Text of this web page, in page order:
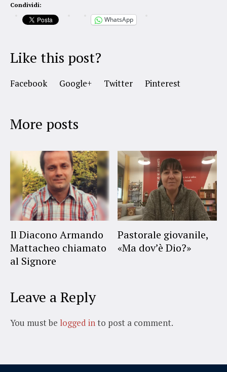
Condividi:
WhatsApp
Like this post?
Facebook Google+ Twitter Pinterest
More posts
Il Diacono Armando
Mattacheo chiamato
al Signore
Pastorale giovanile,
«Ma dov’è Dio?»
Leave a Reply
You must be logged into post a comment.